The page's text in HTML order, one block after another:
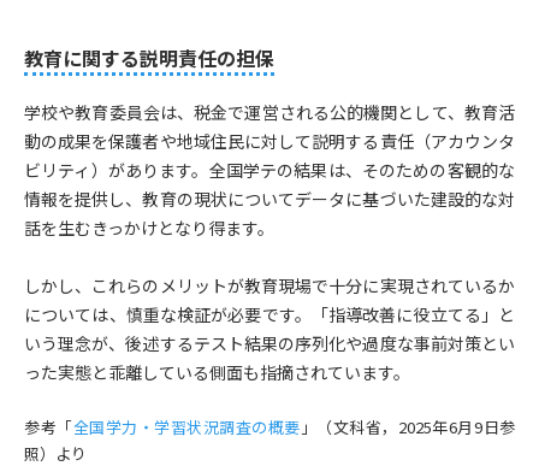
教育に関する説明責任の担保
学校や教育委員会は、税金で運営される公的機関として、教育活
動の成果を保護者や地域住民に対して説明する責任（アカウンタ
ビリティ）があります。全国学テの結果は、そのための客観的な
情報を提供し、教育の現状についてデータに基づいた建設的な対
話を生むきっかけとなり得ます。
しかし、これらのメリットが教育現場で十分に実現されているか
については、慎重な検証が必要です。「指導改善に役立てる」と
いう理念が、後述するテスト結果の序列化や過度な事前対策とい
った実態と乖離している側面も指摘されています。
参考「全国学力・学習状況調査の概要 」（文科省，2025年6月9日参
照）より